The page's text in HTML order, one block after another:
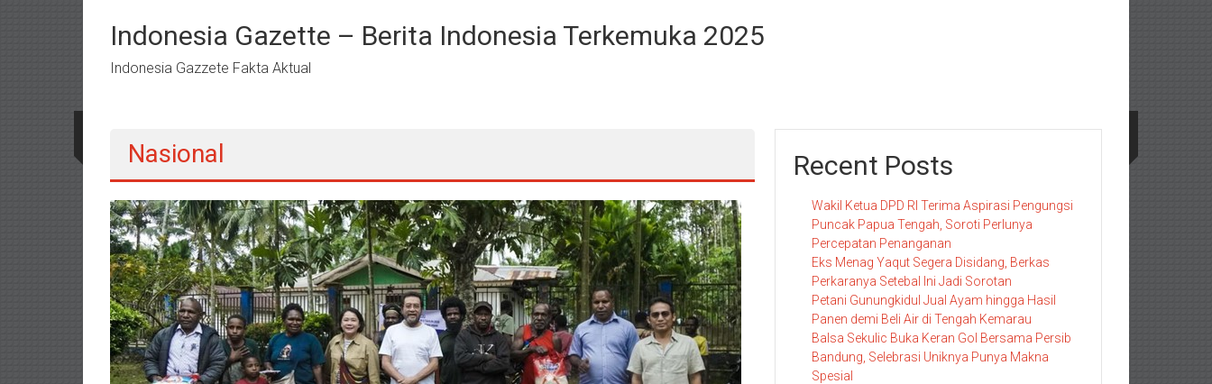
kontenIndonesia Gazette – Berita Indonesia Terkemuka 2025
Indonesia Gazzete Fakta Aktual
Nasional Recent Posts
Wakil Ketua DPD RI Terima Aspirasi Pengungsi
Puncak Papua Tengah, Soroti Perlunya
Percepatan Penanganan
Eks Menag Yaqut Segera Disidang, Berkas
Perkaranya Setebal Ini Jadi Sorotan
Petani Gunungkidul Jual Ayam hingga Hasil
Panen demi Beli Air di Tengah Kemarau
Balsa Sekulic Buka Keran Gol Bersama Persib
Bandung, Selebrasi Uniknya Punya Makna
Spesial